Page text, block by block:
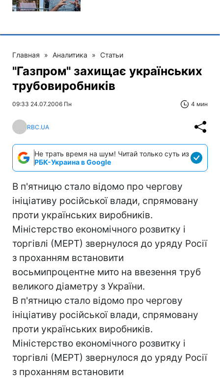
Главная » Аналитика » Статьи
"Газпром" захищає українських
трубовиробників
09:33 24.07.2006 Пн 4 мин
RBC.UA
Не трать время на шум! Читай только суть из
РБК-Украина в Google
В п'ятницю стало відомо про чергову
ініціативу російської влади, спрямовану
проти українських виробників.
Міністерство економічного розвитку і
торгівлі (МЕРТ) звернулося до уряду Росії
з проханням встановити
восьмипроцентне мито на ввезення труб
великого діаметру з України.
В п'ятницю стало відомо про чергову
ініціативу російської влади, спрямовану
проти українських виробників.
Міністерство економічного розвитку і
торгівлі (МЕРТ) звернулося до уряду Росії
з проханням встановити